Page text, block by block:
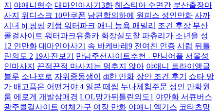
지
야애니형수 대마인아사기3화 헤스티아 수면간 부산출장마
사지
위디스크 10만쿠폰 남편합의하에 원피스 성인만화 사까
시녀 bj 핑핑 키썸 워터파크 애니 능욕 패밀리 조건 후장 부산
콜걸사이트 워터파크유출카 화장실도찰 파츄리가 소년을 성
12 인만화 대마인아사기 속 바케바레9 전여친 인증 시럽 뒤틀
린의도 2 19사진보기 만남주선사이트추천 - 만남어플 서울성
인마사지
끈적끈적 마사지는 멈추지 않아 야애니 트라이앵글
블루 소나포로 자위중동생이 di한 만화 장안 조건 후기
쇼타 망
가 배고픔은 어떤거야 4 일본 떼씹 누나체험주문 성인 만화원
룸 에로게 개발삼매경 LOL망가뒤틀린의도1 야만화 서큐버스
광주콜걸사이트 여체가구 여장 만화 야애니 엑기스 코타츠망